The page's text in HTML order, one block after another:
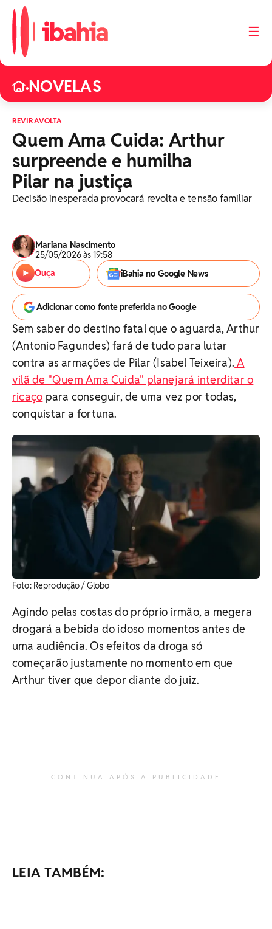
☰
•NOVELAS
REVIRAVOLTA
Quem Ama Cuida: Arthur
surpreende e humilha
Pilar na justiça
Decisão inesperada provocará revolta e tensão familiar
Mariana Nascimento
25/05/2026 às 19:58
Ouça
iBahia no Google News
Adicionar como fonte preferida no Google
Sem saber do destino fatal que o aguarda, Arthur
(Antonio Fagundes) fará de tudo para lutar
contra as armações de Pilar (Isabel Teixeira). A
vilã de "Quem Ama Cuida" planejará interditar o
ricaço para conseguir, de uma vez por todas,
conquistar a fortuna.
​Foto: Reprodução / Globo
Agindo pelas costas do próprio irmão, a megera
drogará a bebida do idoso momentos antes de
uma audiência. Os efeitos da droga só
começarão justamente no momento em que
Arthur tiver que depor diante do juiz.
CONTINUA APÓS A PUBLICIDADE
LEIA TAMBÉM: